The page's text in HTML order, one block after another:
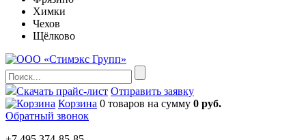
Химки
Чехов
Щёлково
Скачать прайс-лист Отправить заявку
Корзина 0 товаров на сумму 0 руб.
Обратный звонок